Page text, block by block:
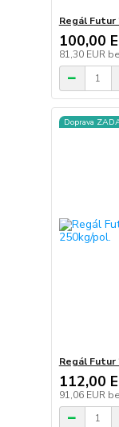
Regál Futur
100,00
81,30 EUR
Doprava
Regál Futur
112,00
91,06 EUR